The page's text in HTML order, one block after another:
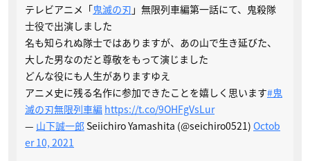
テレビアニメ「鬼滅の刃 」無限列車編第一話にて、鬼殺隊
士役で出演しました
名も知られぬ隊士ではありますが、あの山で生き延びた、
大した男なのだと尊敬をもって演じました
どんな役にも人生がありますゆえ
アニメ史に残る名作に参加できたことを嬉しく思います#鬼
滅の刃無限列車編 https://t.co/9OHFgVsLur
— 山下誠一郎Seiichiro Yamashita (@seichiro0521) Octob
er 10, 2021